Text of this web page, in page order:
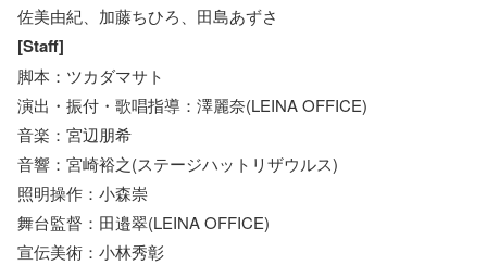
佐美由紀、加藤ちひろ、田島あずさ
[Staff]
脚本：ツカダマサト
演出・振付・歌唱指導：澤麗奈(LEINA OFFICE)
音楽：宮辺朋希
音響：宮崎裕之(ステージハットリザウルス)
照明操作：小森崇
舞台監督：田邉翠(LEINA OFFICE)
宣伝美術：小林秀彰